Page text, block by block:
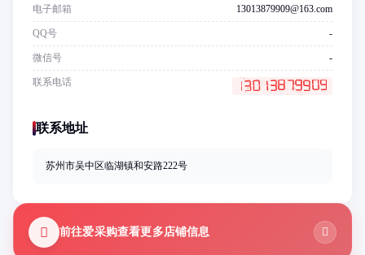
电子邮箱 13013879909@163.com
QQ号 -
微信号 -
联系电话
联系地址
苏州市吴中区临湖镇和安路222号
前往爱采购查看更多店铺信息